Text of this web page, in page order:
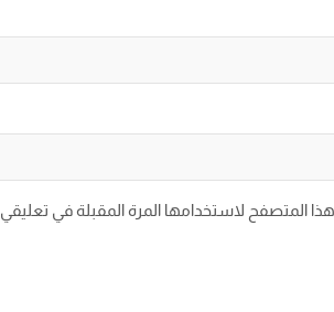
المتصفح لاستخدامها المرة المقبلة في تعليقي.